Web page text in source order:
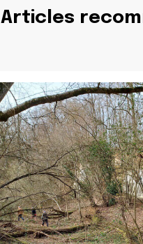
Articles